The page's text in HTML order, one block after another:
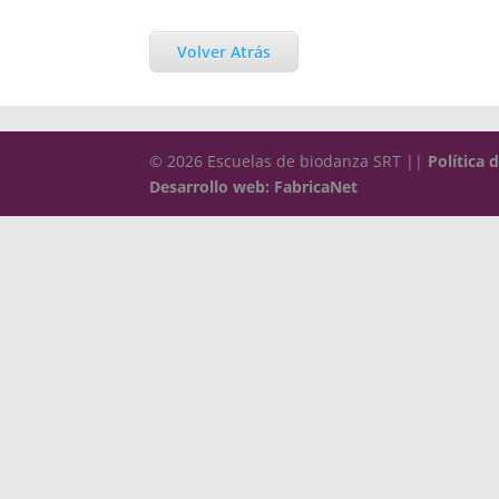
Volver Atrás
© 2026 Escuelas de biodanza SRT || Política
Desarrollo web: FabricaNet